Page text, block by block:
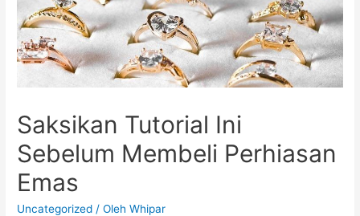
Saksikan Tutorial Ini
Sebelum Membeli Perhiasan
Emas
Uncategorized / OlehWhipar